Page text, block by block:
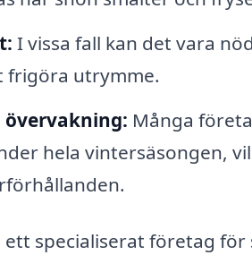
I vissa fall kan det vara
frigöra utrymme.
Många
hela vintersäsongen,
specialiserat företag